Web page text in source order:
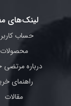
لینک‌های
حساب
محصولات
درباره مرتضی
راهنمای
مقالات